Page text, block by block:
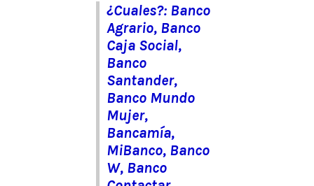
¿Cuales?: Banco
Agrario, Banco
Caja Social,
Banco
Santander,
Banco Mundo
Mujer,
Bancamía,
MiBanco, Banco
W, Banco